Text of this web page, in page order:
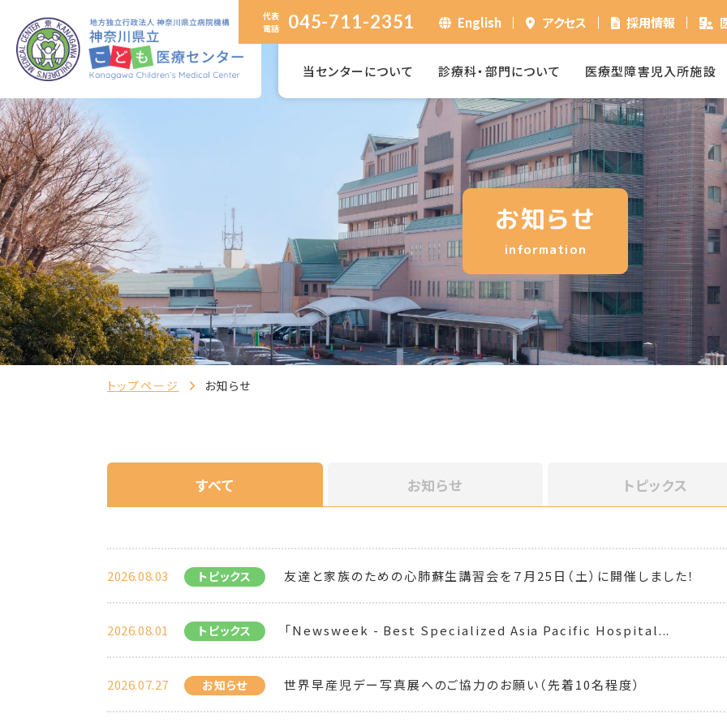
代表
電話
045-711-2351 English アクセス 採用情報
当センターについて 診療科・部門について 医療型障害児入所施設
お知らせ
information
トップページ お知らせ
すべて お知らせ トピックス
2026.08.03 トピックス 友達と家族のための心肺蘇生講習会を７月25日（土）に開催しました！
2026.08.01 トピックス 「Newsweek - Best Specialized Asia Pacific Hospital...
2026.07.27 お知らせ 世界早産児デー写真展へのご協力のお願い（先着10名程度）